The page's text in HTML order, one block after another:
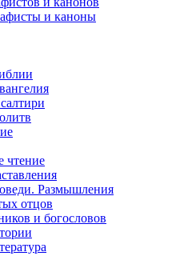
и каноны
чтение
Размышления
отцов
и богословов